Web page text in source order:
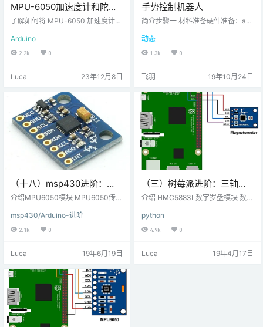
MPU-6050加速度计和陀螺
仪传感器 — Arduino使用教
了解如何将 MPU-6050 加速度计和
用。MPU-6050 IMU（惯性测量单
元）是一款 3 轴加速度计和 3 轴陀
外，该模块还可以测量温度。该传
择。 推出 MPU-6050 陀螺仪加速
度计传感器 MPU-6050 是一个带有
3 轴加速度计和 3 轴陀螺仪…
Arduino
2.2k 0
Luca 23年12月8日
手势控制机器人
简介步骤一 材料准备硬件准备：ard
蓝牙模块MPU6050DC motor 12V
轮子L239D H桥电机驱动 9v 电池软
的车子。基本上，这是MPU-6050
您可以做更多的事情。通过了解如
何使用它，如何将其与Arduino接口
以及如…
动态
1.3k 0
飞羽 19年10月24日
（十八）msp430进阶：
MPU6050与MSP-
连接
介绍MPU6050模块 MPU6050传感
备。它有一个3轴陀螺仪，3轴加速
度计，数字运动处理器和温度传感
器，所有这些都集成在一个IC中。
其他传感器的输入，如3轴磁力计或
计，它可以提供完整的9轴运动融合
输出。微控制器可以使用I2C通信协
议与该模块通信。通过使用I2C通信
从某些寄存器的地址读取值…
msp430/Arduino-进阶
2.1k 0
Luca 19年6月19日
（三）树莓派进阶：三轴电
子数字罗盘HMC5883L与
介绍 HMC5883L数字罗盘模块 数字
测量地球磁场的方向和大小。它用
于低成本的罗盘和磁力测量。 它测
量沿X，Y和Z轴的地球磁场值，从m
测设备的前进方向。 它使用I2C协议
python
4.9k 0
Luca 19年4月17日